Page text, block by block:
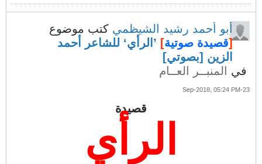
أبو أحمد رشيد الشيظمي كتب موضوع
[قصيدة صوتية] ’الرأي‘ للشاعر أحمد
الزين [بصوتي]
في
المنبــر العــام
23-Sep-2018, 05:24 PM
قصيدة
الرأي